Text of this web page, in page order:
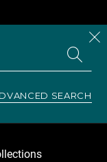
SEARCH